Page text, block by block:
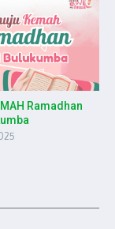
Ramadhan